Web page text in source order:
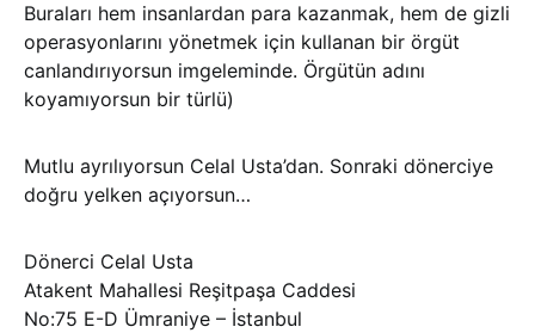
Buraları hem insanlardan para kazanmak, hem de gizli
operasyonlarını yönetmek için kullanan bir örgüt
canlandırıyorsun imgeleminde. Örgütün adını
koyamıyorsun bir türlü)
Mutlu ayrılıyorsun Celal Usta’dan. Sonraki dönerciye
doğru yelken açıyorsun…
Dönerci Celal Usta
Atakent Mahallesi Reşitpaşa Caddesi
No:75 E-D Ümraniye – İstanbul